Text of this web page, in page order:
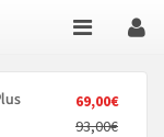
69,00€
93,00€